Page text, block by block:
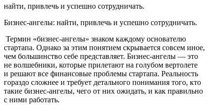
найти, привлечь и успешно сотрудничать.
Бизнес-ангелы: найти, привлечь и успешно сотрудничать.
Термин «бизнес-ангелы» знаком каждому основателю
стартапа. Однако за этим понятием скрывается совсем иное,
чем большинство себе представляет. Бизнес-ангелы — это
не волшебники, которые прилетают на голубом вертолете
и решают все финансовые проблемы стартапа. Реальность
гораздо сложнее и требует детального понимания того, кто
такие бизнес-ангелы, чего от них ожидать, и как правильно
с ними работать.